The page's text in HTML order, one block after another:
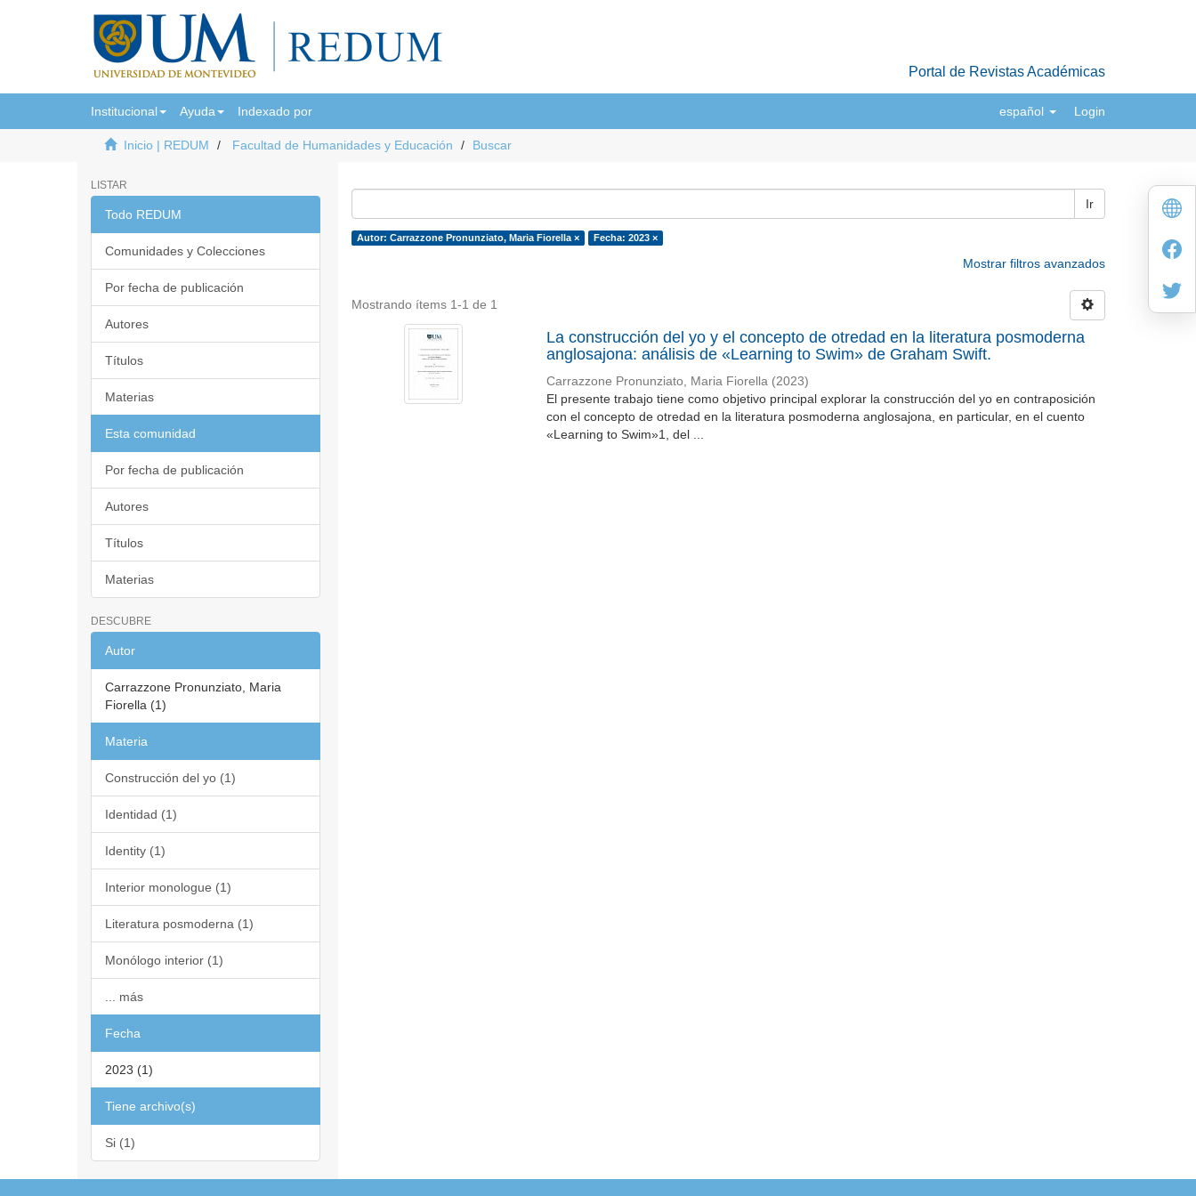
Portal de Revistas Académicas
Institucional Ayuda Indexado por español Login
Inicio | REDUM Facultad de Humanidades y Educación Buscar
LISTAR
Todo REDUM
Comunidades y Colecciones
Por fecha de publicación
Autores
Títulos
Materias
Esta comunidad
Por fecha de publicación
Autores
Títulos
Materias
DESCUBRE
Autor
Carrazzone Pronunziato, Maria
Fiorella (1)
Materia
Construcción del yo (1)
Identidad (1)
Identity (1)
Interior monologue (1)
Literatura posmoderna (1)
Monólogo interior (1)
... más
Fecha
2023 (1)
Tiene archivo(s)
Si (1)
Ir
Autor: Carrazzone Pronunziato, Maria Fiorella × Fecha: 2023 ×
Mostrar filtros avanzados
Mostrando ítems 1-1 de 1
La construcción del yo y el concepto de otredad en la literatura posmoderna
anglosajona: análisis de «Learning to Swim» de Graham Swift.
Carrazzone Pronunziato, Maria Fiorella (2023)
El presente trabajo tiene como objetivo principal explorar la construcción del yo en contraposición
con el concepto de otredad en la literatura posmoderna anglosajona, en particular, en el cuento
«Learning to Swim»1, del ...